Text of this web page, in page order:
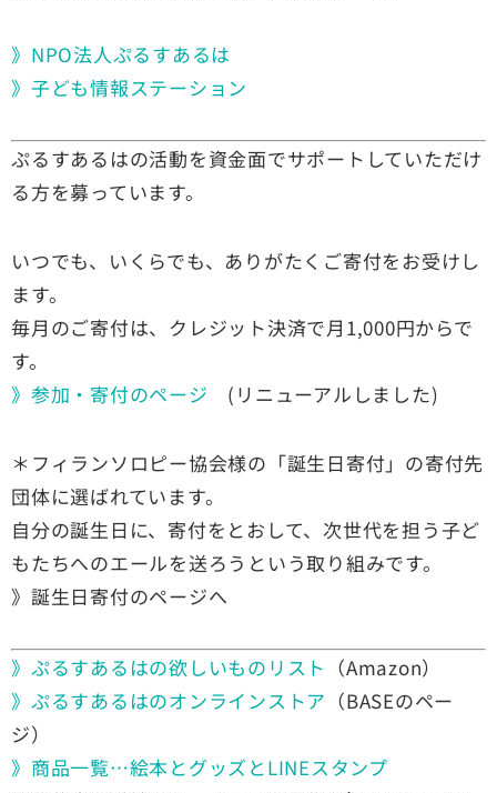
》NPO法人ぷるすあるは
》子ども情報ステーション
ぷるすあるはの活動を資金面でサポートしていただけ
る方を募って います。
いつでも、いくらでも、ありがたくご寄付をお受けし
ます。
毎月のご寄付は、クレジット決済で月1,000円からで
す。
》参加・寄付のページ (リニューアルしました)
＊フィランソロピー協会様の「誕生日寄付」の寄付先
団体に選ばれています。
自分の誕生日に、寄付をとおして、次世代を担う子ど
もたちへのエールを送ろうという取り組みです。
》誕生日寄付のページへ
》ぷるすあるはの欲しいものリスト （Amazon）
》ぷるすあるはのオンラインストア （BASEのペー
ジ）
》商品一覧…絵本とグッズとLINEスタンプ